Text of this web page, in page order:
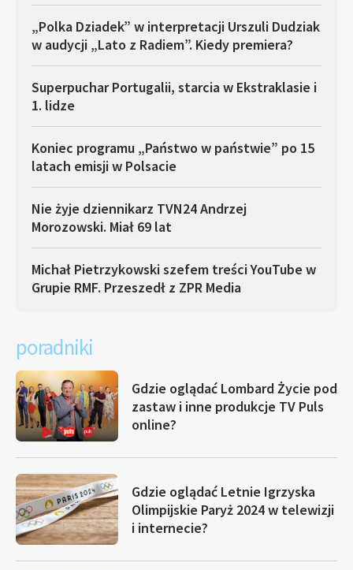
„Polka Dziadek” w interpretacji Urszuli Dudziak
w audycji „Lato z Radiem”. Kiedy premiera?
Superpuchar Portugalii, starcia w Ekstraklasie i
1. lidze
Koniec programu „Państwo w państwie” po 15
latach emisji w Polsacie
Nie żyje dziennikarz TVN24 Andrzej
Morozowski. Miał 69 lat
Michał Pietrzykowski szefem treści YouTube w
Grupie RMF. Przeszedł z ZPR Media
poradniki
Gdzie oglądać Lombard Życie pod
zastaw i inne produkcje TV Puls
online?
Gdzie oglądać Letnie Igrzyska
Olimpijskie Paryż 2024 w telewizji
i internecie?